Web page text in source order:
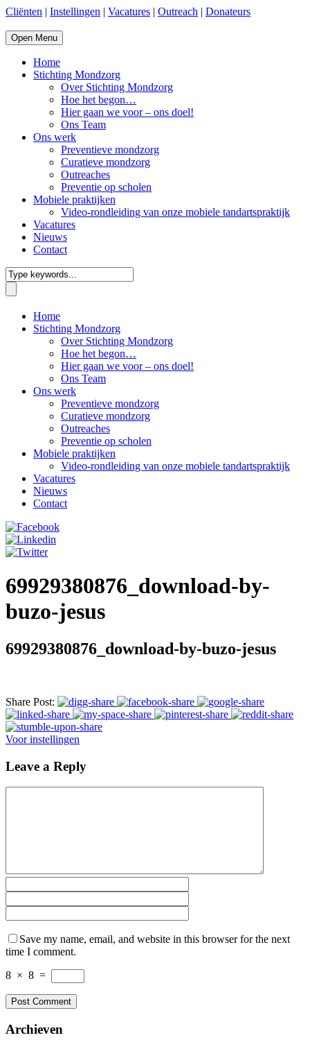
Cliënten | Instellingen | Vacatures | Outreach | Donateurs
Open Menu
Home
Stichting Mondzorg
Over Stichting Mondzorg
Hoe het begon…
Hier gaan we voor – ons doel!
Ons Team
Ons werk
Preventieve mondzorg
Curatieve mondzorg
Outreaches
Preventie op scholen
Mobiele praktijken
Video-rondleiding van onze mobiele tandartspraktijk
Vacatures
Nieuws
Contact
Home
Stichting Mondzorg
Over Stichting Mondzorg
Hoe het begon…
Hier gaan we voor – ons doel!
Ons Team
Ons werk
Preventieve mondzorg
Curatieve mondzorg
Outreaches
Preventie op scholen
Mobiele praktijken
Video-rondleiding van onze mobiele tandartspraktijk
Vacatures
Nieuws
Contact
69929380876_download-by-
buzo-jesus
69929380876_download-by-buzo-jesus
Share Post:
Voor instellingen
Leave a Reply
Save my name, email, and website in this browser for the next
time I comment.
8 × 8 =
Archieven